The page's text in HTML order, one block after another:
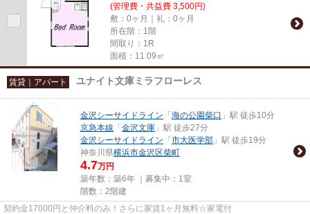
(管理費・共益費 3,500円)
敷：0ヶ月｜礼：0ヶ月
所在階：1階
間取り：1R
面積：11.09㎡
賃貸｜アパート ユナイト文庫ミラフローレス
金沢シーサイドライン 「 海の公園柴口 」駅 徒歩10分
京急本線 「 金沢文庫 」駅 徒歩27分
金沢シーサイドライン 「 市大医学部 」駅 徒歩19分
神奈川県横浜市金沢区柴町
4.7万円
築年数：築6年 ｜募集中： 1室
階数：2階建
契約金17000円と仲介料のみ！さらに家賃1ヶ月無料☆家電付